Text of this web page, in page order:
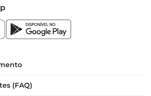
a experiência de degustação seja
Utilize taças adequadas para vinhos
a concentrar os aromas e
(FAQ)